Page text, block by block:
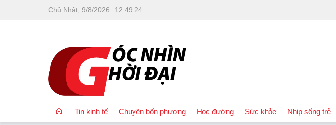
Chủ Nhật, 9/8/2026 12:49:25
Tin kinh tế Chuyện bốn phương Học đường Sức khỏe Nhịp sống trẻ